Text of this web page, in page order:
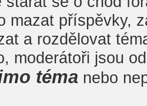
mazat příspěvky,
a rozdělovat
moderátoři jsou
téma nebo